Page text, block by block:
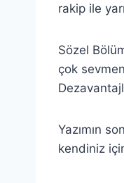
rakip ile
Sözel
çok
Yazımın
kendiniz